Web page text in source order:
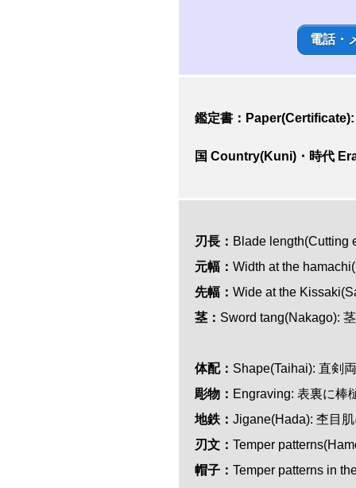
電話・
鑑定書：
国 Country(Kuni)・時代
刃長： Blade length(Cutting
元幅： Width at the
先幅： Wide at the
茎： Sword tang(Nakago):
体配： Shape(Taihai): 直剣
彫物： Engraving: 表裏に棒
地鉄： Jigane(Hada): 杢目
刃文： Temper
帽子： Temper patterns in